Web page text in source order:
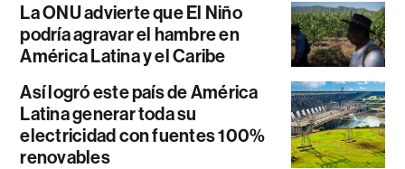
La ONU advierte que El Niño
podría agravar el hambre en
América Latina y el Caribe
Así logró este país de América
Latina generar toda su
electricidad con fuentes 100%
renovables